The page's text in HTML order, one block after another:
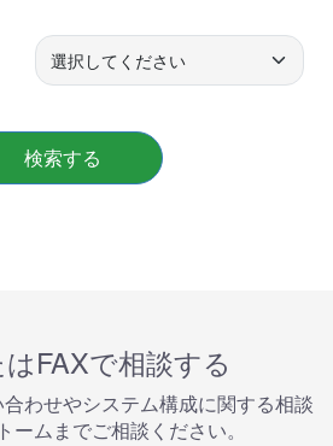
検索する
FAXで相談する
わせやシステム構成に関する相談
ームまでご相談ください。